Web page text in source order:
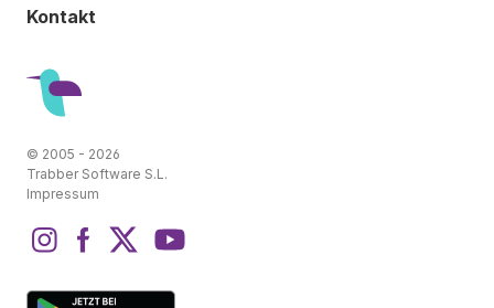
Kontakt
© 2005 - 2026
Trabber Software S.L.
Impressum